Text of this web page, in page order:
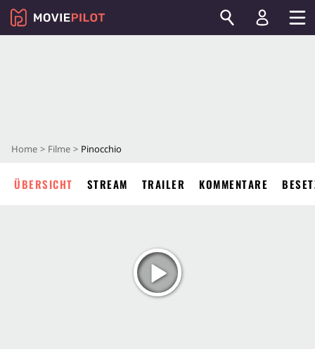
Home Filme Pinocchio
ÜBERSICHT STREAM TRAILER KOMMENTARE